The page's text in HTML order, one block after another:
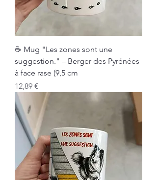
☕ Mug "Les zones sont une
suggestion." – Berger des Pyrénées
à face rase (9,5 cm
Prix
12,89 €